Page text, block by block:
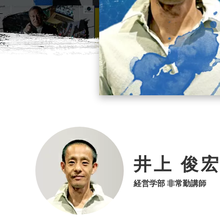
井上 俊
経営学部 非常勤講師